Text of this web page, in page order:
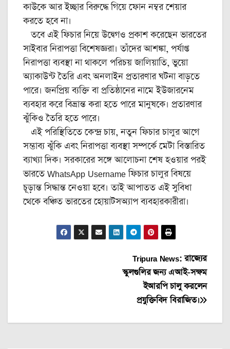
কাউকে আর ইচ্ছার বিরুদ্ধে গিয়ে ফোন নম্বর শেয়ার
করতে হবে না।
তবে এই ফিচার নিয়ে উদ্বেগও প্রকাশ করেছেন ভারতের
সাইবার নিরাপত্তা বিশেষজ্ঞরা। তাঁদের আশঙ্কা, পর্যাপ্ত
নিরাপত্তা ব্যবস্থা না থাকলে পরিচয় জালিয়াতি, ভুয়ো
অ্যাকাউন্ট তৈরি এবং অনলাইন প্রতারণার ঘটনা বাড়তে
পারে। জনপ্রিয় ব্যক্তি বা প্রতিষ্ঠানের নামে ইউজারনেম
ব্যবহার করে বিভ্রান্ত করা হতে পারে মানুষকে। প্রতারণার
ঝুঁকিও তৈরি হতে পারে।
এই পরিস্থিতিতে কেন্দ্র চায়, নতুন ফিচার চালুর আগে
সম্ভাব্য ঝুঁকি এবং নিরাপত্তা ব্যবস্থা সম্পর্কে মেটা বিস্তারিত
ব্যাখ্যা দিক। সরকারের সঙ্গে আলোচনা শেষ হওয়ার পরই
ভারতে WhatsApp Username ফিচার চালুর বিষয়ে
চূড়ান্ত সিদ্ধান্ত নেওয়া হবে। তাই আপাতত এই সুবিধা
থেকে বঞ্চিত ভারতের হোয়াটসঅ্যাপ ব্যবহারকারীরা।
Tripura News: রাজ্যের
স্কুলগুলির জন্য এআই-সক্ষম
ইআরপি চালু করলেন
প্রযুক্তিবিদ বিরাজিত।